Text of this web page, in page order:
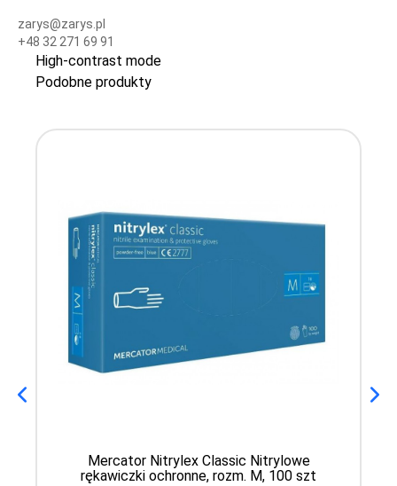
zarys@zarys.pl
+48 32 271 69 91
High-contrast mode
Podobne produkty
Mercator Nitrylex Classic Nitrylowe
rękawiczki ochronne, rozm. M, 100 szt